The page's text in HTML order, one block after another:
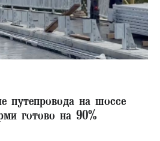
путепровода на шоссе
готово на 90%